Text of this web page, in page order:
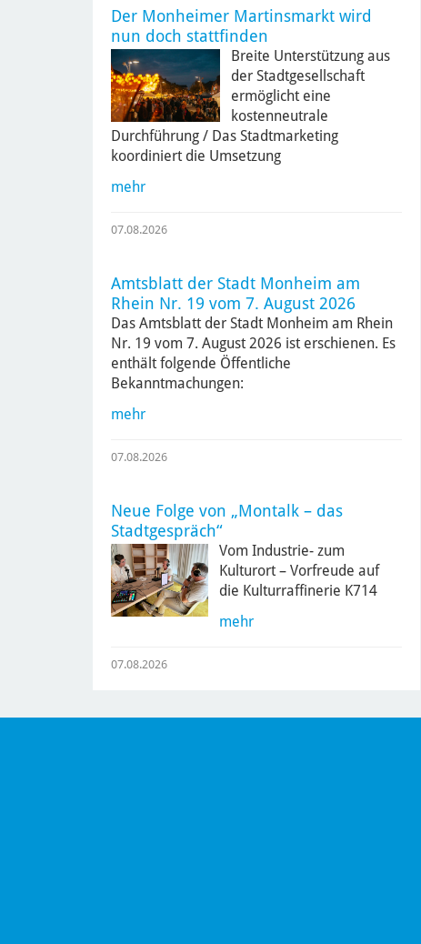
Der Monheimer Martinsmarkt wird
nun doch stattfinden
Breite Unterstützung aus
der Stadtgesellschaft
ermöglicht eine
kostenneutrale
Durchführung / Das Stadtmarketing
koordiniert die Umsetzung
mehr
07.08.2026
Amtsblatt der Stadt Monheim am
Rhein Nr. 19 vom 7. August 2026
Das Amtsblatt der Stadt Monheim am Rhein
Nr. 19 vom 7. August 2026 ist erschienen. Es
enthält folgende Öffentliche
Bekanntmachungen:
mehr
07.08.2026
Neue Folge von „Montalk – das
Stadtgespräch“
Vom Industrie- zum
Kulturort – Vorfreude auf
die Kulturraffinerie K714
mehr
07.08.2026